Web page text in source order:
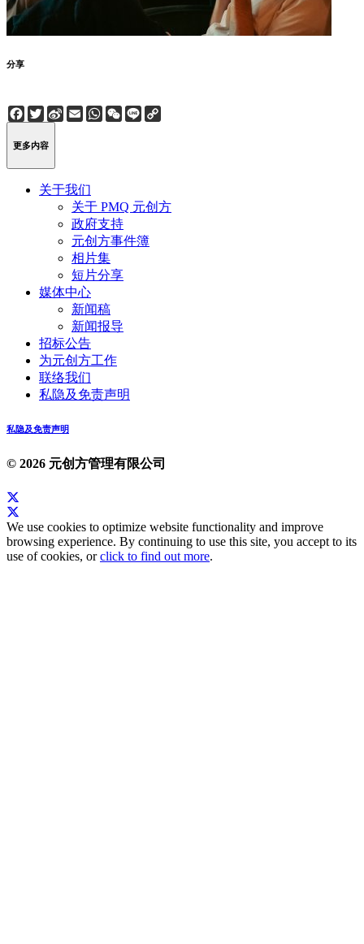
分享
Facebook
Twitter
Sina
Weibo
EmailWhatsApp
WeChat
Line
更多内容
关于我们
关于 PMQ 元创方
政府支持
元创方事件簿
相片集
短片分享
媒体中心
新闻稿
新闻报导
招标公告
为元创方工作
联络我们
私隐及免责声明
私隐及免责声明
© 2026 元创方管理有限公司
We use cookies to optimize website functionality and improve
browsing experience. By continuing to use this site, you accept to its
use of cookies, orclick to find out more.